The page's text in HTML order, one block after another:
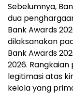
Sebelumnya,
dua
Bank Awards
dilaksanakan
Bank Awards
2026.
legitimasi atas
kelola yang